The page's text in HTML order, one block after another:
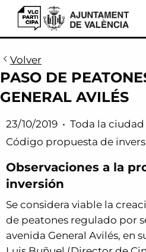
VLCParticipa
Volver
PASO DE
GENERAL AVILÉS
23/10/2019 • Toda la ciudad
Código propuesta de
Observaciones a la
inversión
Se considera viable la
de peatones regulado por
avenida General Avilés, en